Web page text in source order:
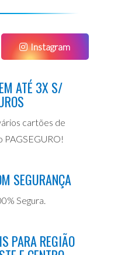
Instagram
ATÉ 3X S/
cartões de
PAGSEGURO!
SEGURANÇA
Segura.
PARA REGIÃO